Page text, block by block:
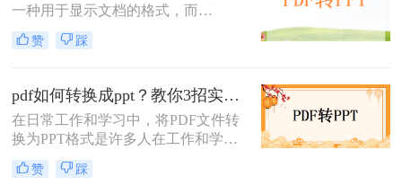
一种用于显示文档的格式，而
PPT（PowerPoint）是一种用于演示的
文件格式。PDF文件常用于保存文档
文件转换为PPT格式以便于制作演示
文稿。那么PDF怎样转换成PPT呢？
在本文中，我们将介绍三种方法，以
帮助您将PDF文件转换为PPT文件。
赞 踩
pdf如何转换成ppt？教你3招实用方法轻松搞定！
在日常工作和学习中，将PDF文件转
换为PPT格式是许多人在工作和学习
中常遇到的需求，特别是当需要将
PDF中的内容进行编辑、演示或分享
赞 踩